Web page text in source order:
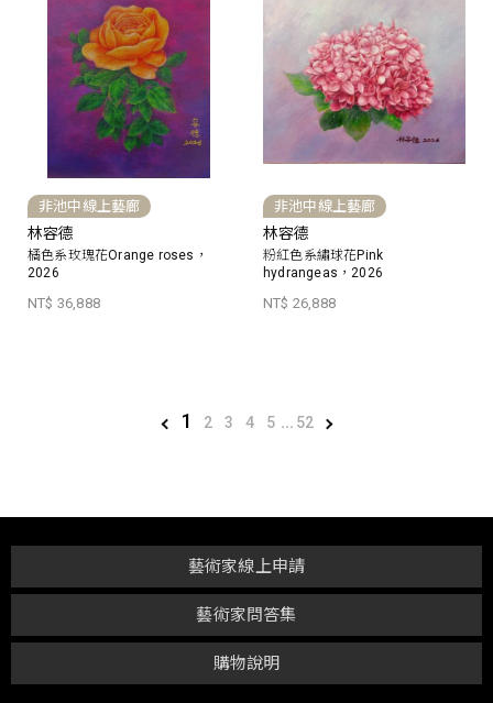
非池中線上藝廊
林容德
橘色系玫瑰花Orange roses，
2026
NT$ 36,888
非池中線上藝廊
林容德
粉紅色系繡球花Pink
hydrangeas，2026
NT$ 26,888
1 2 3 4 5 ... 52
購物說明
藝術家問答集
藝術家線上申請